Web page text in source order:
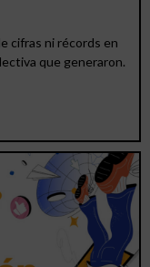
cifras ni récords en
que generaron.